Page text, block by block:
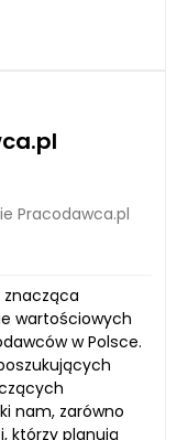
Pracodawca.pl
wartościowych
w Polsce.
nam, zarówno
którzy planują